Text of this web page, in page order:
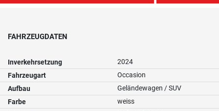
FAHRZEUGDATEN
Inverkehrsetzung
2024
Fahrzeugart
Occasion
Aufbau
Geländewagen / SUV
Farbe
weiss